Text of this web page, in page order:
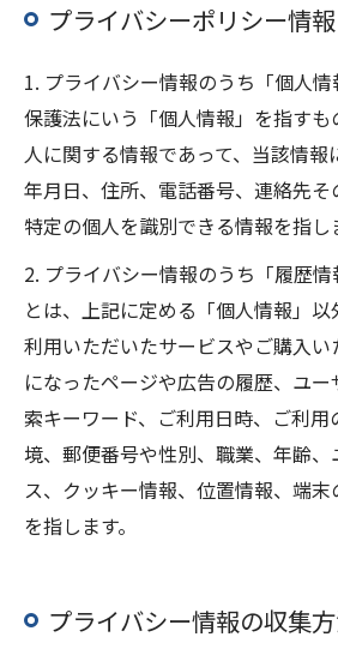
プライバシーポリシー情報
1. プライバシー情報のうち「個人
保護法にいう「個人情報」を指す
人に関する情報であって、当該情
年月日、住所、電話番号、連絡先そ
特定の個人を識別できる情報を指し
2. プライバシー情報のうち「履歴情
とは、上記に定める「個人情報」
利用いただいたサービスやご購入
になったページや広告の履歴、ユ
索キーワード、ご利用日時、ご利
境、郵便番号や性別、職業、年齢
ス、クッキー情報、位置情報、端
を指します。
プライバシー情報の収集